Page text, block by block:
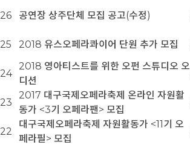
26
공연장 상주단체 모집 공고(수정)
25
2018 유스오페라콰이어 단원 추가 모집
24
2018 영아티스트를 위한 오펀 스튜디오 오
디션
23
2017 대구국제오페라축제 온라인 자원활
동가 <3기 오페라팬> 모집
22
대구국제오페라축제 자원활동가 <11기 오
페라필> 모집